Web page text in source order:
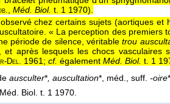
, Méd. Biol. t. 1 1970).
chez certains sujets (aortiques
« La perception des premiers
période de silence, véritabletrou
après lesquels les chocs vasculaires
Del. 1961; cf. également Méd. Biol. t. 1
ausculter* , auscultation*, méd., suff. -oire*.
Biol. t. 1 1970.